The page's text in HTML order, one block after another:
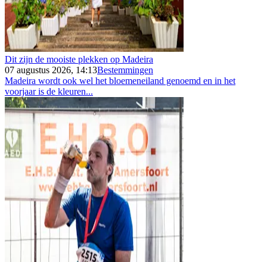
Dit zijn de mooiste plekken op Madeira
07 augustus 2026, 14:13Bestemmingen
Madeira wordt ook wel het bloemeneiland genoemd en in het
voorjaar is de kleuren...